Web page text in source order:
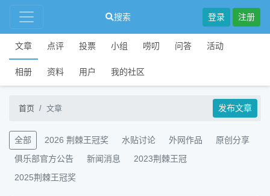
搜索 登录 注册
文章 点评 投票 小组 唠叨 问答 活动
相册 资料 用户 我的社区
首页 文章 发布文章
全部 2026 荆棘王冠奖 水贴讨论 外网作品
原创分享
俱乐部官方公告
新闻消息
2023荆棘王冠
2025荆棘王冠奖